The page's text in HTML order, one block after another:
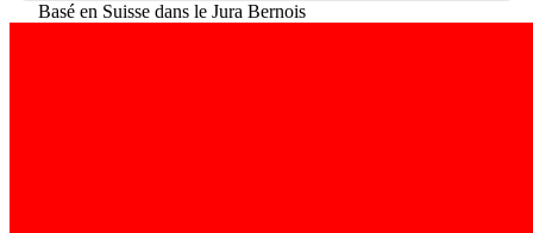
Basé en Suisse dans le Jura Bernois